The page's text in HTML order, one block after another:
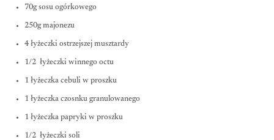
70g sosu ogórkowego
250g majonezu
4 łyżeczki ostrzejszej musztardy
1/2 łyżeczki winnego octu
1 łyżeczka cebuli w proszku
1 łyżeczka czosnku granulowanego
1 łyżeczka papryki w proszku
1/2 łyżeczki soli